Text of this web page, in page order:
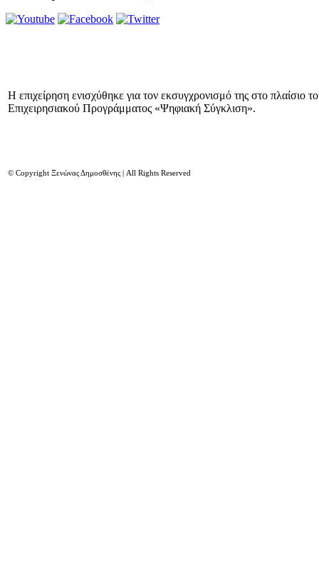
Η επιχείρηση ενισχύθηκε για τον εκσυγχρονισμό της στο πλαίσιο
Επιχειρησιακού Προγράμματος «Ψηφιακή Σύγκλιση».
© Copyright Ξενώνας Δημοσθένης | All Rights Reserved